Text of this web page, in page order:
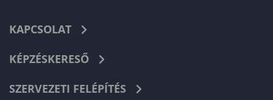
KAPCSOLAT
KÉPZÉSKERESŐ
SZERVEZETI FELÉPÍTÉS